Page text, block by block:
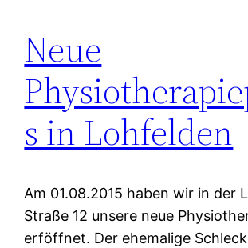
Neue
s in Lohfelden
Am 01.08.2015 haben wir in der
Straße 12 unsere neue
erföffnet. Der ehemalige